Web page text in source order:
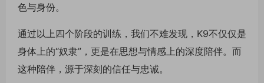
色与身份。
通过以上四个阶段的训练，我们不难发现，K9不仅仅是
身体上的“奴隶”，更是在思想与情感上的深度陪伴。而
这种陪伴，源于深刻的信任与忠诚。